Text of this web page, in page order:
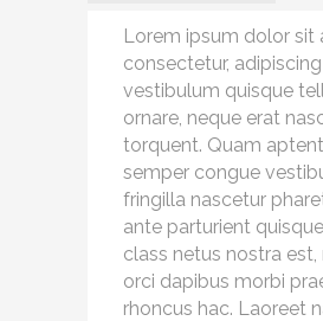
Lorem ipsum dolor sit
consectetur,
vestibulum quisque
ornare, neque erat
torquent. Quam
semper congue
fringilla nascetur
ante parturient
class netus nostra est,
orci dapibus morbi
rhoncus hac. Laoreet